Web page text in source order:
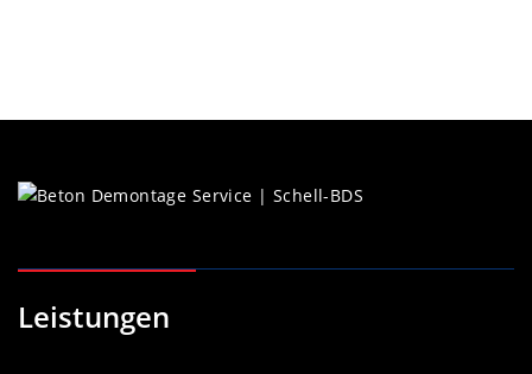
Leistungen